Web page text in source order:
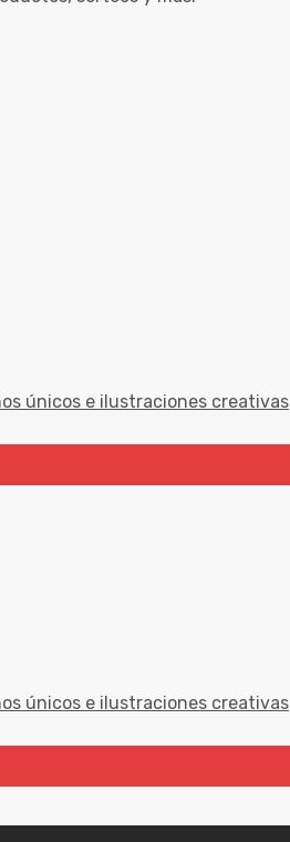
únicos e ilustraciones creativas
únicos e ilustraciones creativas